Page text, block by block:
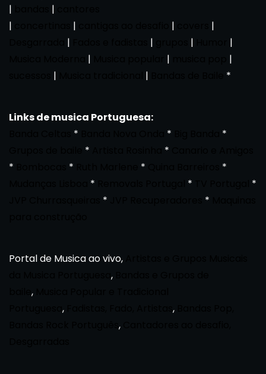
|
|
|
| |
|
| | |
|
| |
|
| | *
Links de musica Portuguesa:
* *
*
* *
*
* *
*
* *
*
* *
Portal de Musica ao vivo,
,
,
, ,
,